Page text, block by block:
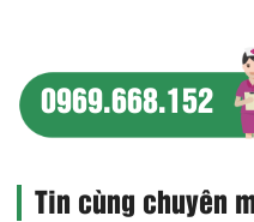
0969.668.152
Tin cùng chuyên